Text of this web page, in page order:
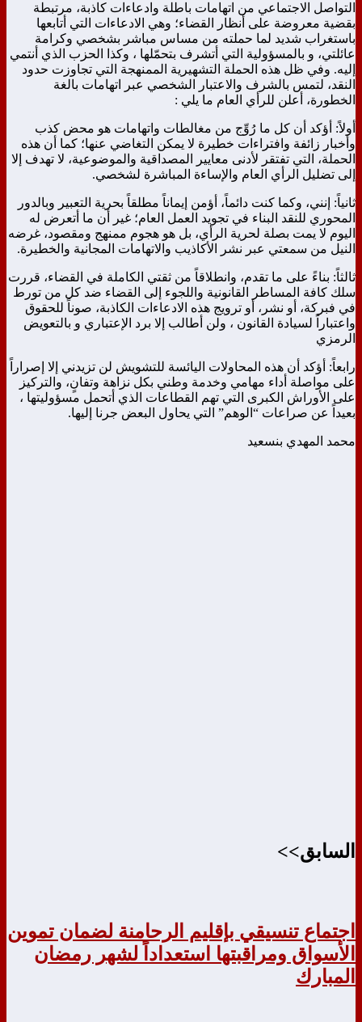
التواصل الاجتماعي من اتهامات باطلة وادعاءات كاذبة، مرتبطة
بقضية معروضة على أنظار القضاء؛ وهي الادعاءات التي أتابعها
باستغراب شديد لما حملته من مساس مباشر بشخصي وكرامة
عائلتي، و بالمسؤولية التي أتشرف بتحمّلها ، وكذا الحزب الذي أنتمي
إليه. وفي ظل هذه الحملة التشهيرية الممنهجة التي تجاوزت حدود
النقد، لتمس بالشرف والاعتبار الشخصي عبر اتهامات بالغة
الخطورة، أعلن للرأي العام ما يلي :
أولاً: أؤكد أن كل ما رُوِّج من مغالطات واتهامات هو محض كذب
وأخبار زائفة وافتراءات خطيرة لا يمكن التغاضي عنها؛ كما أن هذه
الحملة، التي تفتقر لأدنى معايير المصداقية والموضوعية، لا تهدف إلا
إلى تضليل الرأي العام والإساءة المباشرة لشخصي.
ثانياً: إنني، وكما كنت دائماً، أؤمن إيماناً مطلقاً بحرية التعبير وبالدور
المحوري للنقد البناء في تجويد العمل العام؛ غير أن ما أتعرض له
اليوم لا يمت بصلة لحرية الرأي، بل هو هجوم ممنهج ومقصود، غرضه
النيل من سمعتي عبر نشر الأكاذيب والاتهامات المجانية والخطيرة.
ثالثاً: بناءً على ما تقدم، وانطلاقاً من ثقتي الكاملة في القضاء، قررت
سلك كافة المساطر القانونية واللجوء إلى القضاء ضد كل من تورط
في فبركة، أو نشر، أو ترويج هذه الادعاءات الكاذبة، صوناً للحقوق
واعتباراً لسيادة القانون ، ولن أطالب إلا برد الإعتباري و بالتعويض
الرمزي
رابعاً: أؤكد أن هذه المحاولات اليائسة للتشويش لن تزيدني إلا إصراراً
على مواصلة أداء مهامي وخدمة وطني بكل نزاهة وتفانٍ، والتركيز
على الأوراش الكبرى التي تهم القطاعات الذي أتحمل مسؤوليتها ،
بعيداً عن صراعات “الوهم” التي يحاول البعض جرنا إليها.
محمد المهدي بنسعيد
السابق>>
اجتماع تنسيقي بإقليم الرحامنة لضمان تموين
الأسواق ومراقبتها استعداداً لشهر رمضان
المبارك